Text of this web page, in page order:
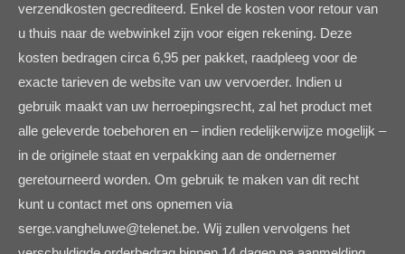
verzendkosten gecrediteerd. Enkel de kosten voor retour van
u thuis naar de webwinkel zijn voor eigen rekening. Deze
kosten bedragen circa 6,95 per pakket, raadpleeg voor de
exacte tarieven de website van uw vervoerder. Indien u
gebruik maakt van uw herroepingsrecht, zal het product met
alle geleverde toebehoren en – indien redelijkerwijze mogelijk –
in de originele staat en verpakking aan de ondernemer
geretourneerd worden. Om gebruik te maken van dit recht
kunt u contact met ons opnemen via
serge.vangheluwe@telenet.be. Wij zullen vervolgens het